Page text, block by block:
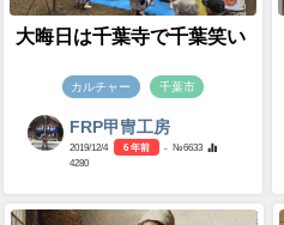
大晦日は千葉寺で千葉笑い
カルチャー 千葉市
FRP甲冑工房
2019/12/4 6 年前
- №6633
4280